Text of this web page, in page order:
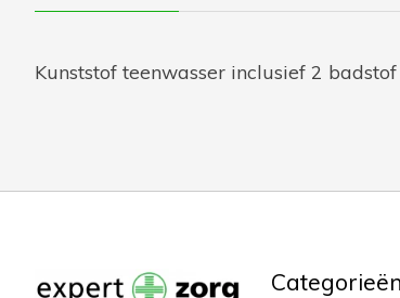
Kunststof teenwasser inclusief 2
Categorieën